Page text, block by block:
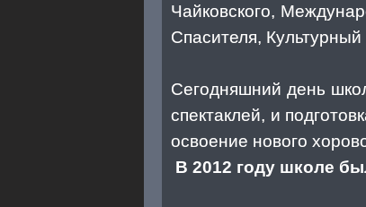
Чайковского,
Спасителя,
Сегодняшний день
спектаклей, и
освоение нового
В 2012 году школе